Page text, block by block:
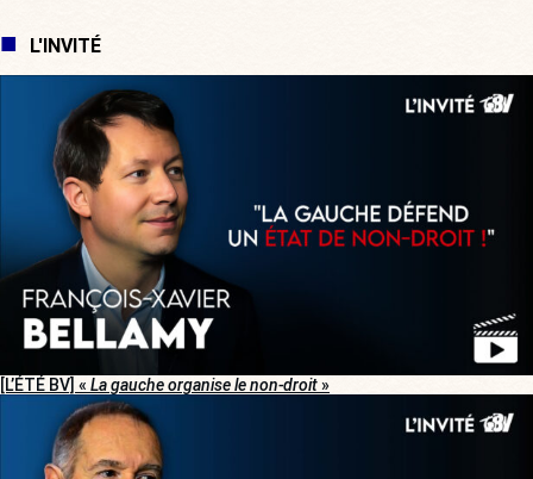
L'INVITÉ
[L’ÉTÉ BV] « La gauche organise le non-droit»